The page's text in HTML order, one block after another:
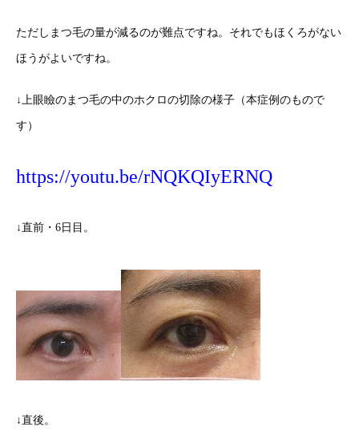
ただしまつ毛の量が減るのが難点ですね。それでもほくろがない
ほうがよいですね。
↓上眼瞼のまつ毛の中のホクロの切除の様子（本症例のもので
す）
https://youtu.be/rNQKQIyERNQ
↓直前・6日目。
↓直後。